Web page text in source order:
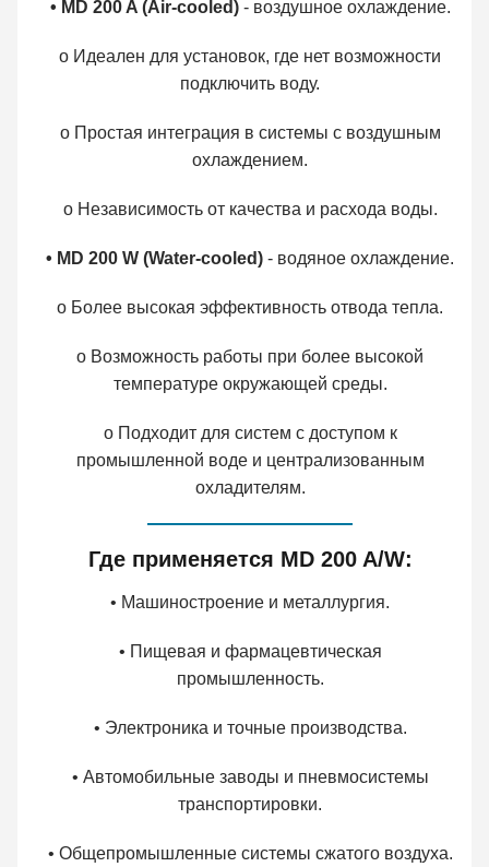
• MD 200 A (Air-cooled) - воздушное охлаждение.
o Идеален для установок, где нет возможности
подключить воду.
o Простая интеграция в системы с воздушным
охлаждением.
o Независимость от качества и расхода воды.
• MD 200 W (Water-cooled) - водяное охлаждение.
o Более высокая эффективность отвода тепла.
o Возможность работы при более высокой
температуре окружающей среды.
o Подходит для систем с доступом к
промышленной воде и централизованным
охладителям.
Где применяется MD 200 A/W:
• Машиностроение и металлургия.
• Пищевая и фармацевтическая
промышленность.
• Электроника и точные производства.
• Автомобильные заводы и пневмосистемы
транспортировки.
• Общепромышленные системы сжатого воздуха.